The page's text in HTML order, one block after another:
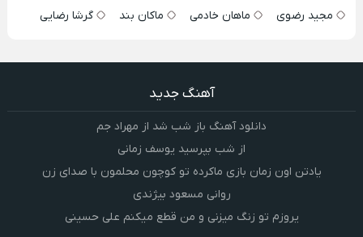
مجید رضوی
ماهان خادمی ماکان بند گرشا رضایی
آهنگ جدید
دانلود آهنگ باز شب شد از مهراد جم
از شب بپرسید یوسف زمانی
یادتن اون زمان بازی ماکرده تو کوچون محلمون با صدای زن
روانی مسعود بیژندی
یروزم تو زنگ میزنی و من قطع میکنم علی حسینی